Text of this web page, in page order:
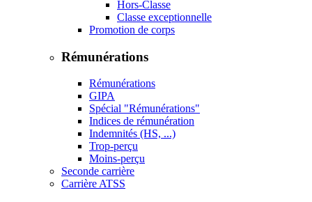
Hors-Classe
Classe exceptionnelle
Promotion de corps
Rémunérations
Rémunérations
GIPA
Spécial "Rémunérations"
Indices de rémunération
Indemnités (HS, ...)
Trop-perçu
Moins-perçu
Seconde carrière
Carrière ATSS